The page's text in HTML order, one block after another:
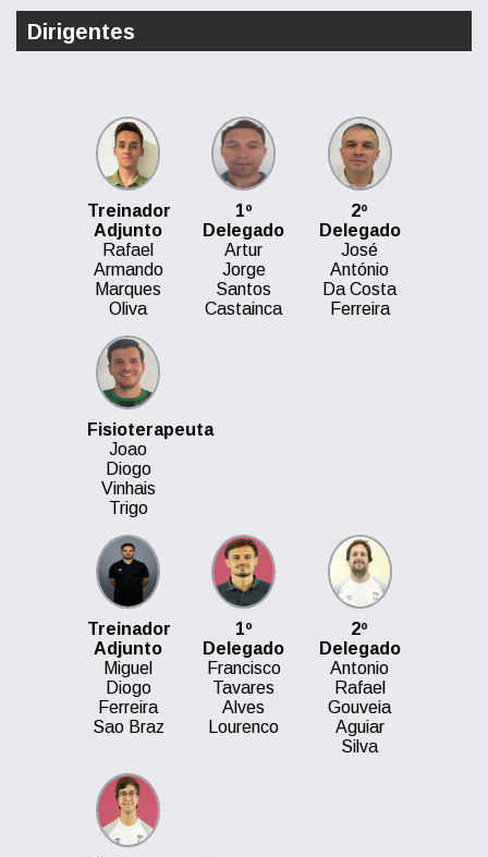
Dirigentes
Treinador
Adjunto
Rafael
Armando
Marques
Oliva
1º
Delegado
Artur
Jorge
Santos
Castainca
2º
Delegado
José
António
Da Costa
Ferreira
Fisioterapeuta
Joao
Diogo
Vinhais
Trigo
Treinador
Adjunto
Miguel
Diogo
Ferreira
Sao Braz
1º
Delegado
Francisco
Tavares
Alves
Lourenco
2º
Delegado
Antonio
Rafael
Gouveia
Aguiar
Silva